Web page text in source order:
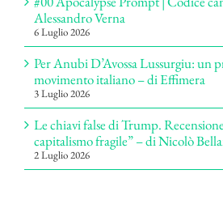
Alessandro Verna
6 Luglio 2026
Per Anubi D’Avossa Lussurgiu: un
movimento italiano – di Effimera
3 Luglio 2026
Le chiavi false di Trump.
capitalismo fragile” – di Nicolò
2 Luglio 2026